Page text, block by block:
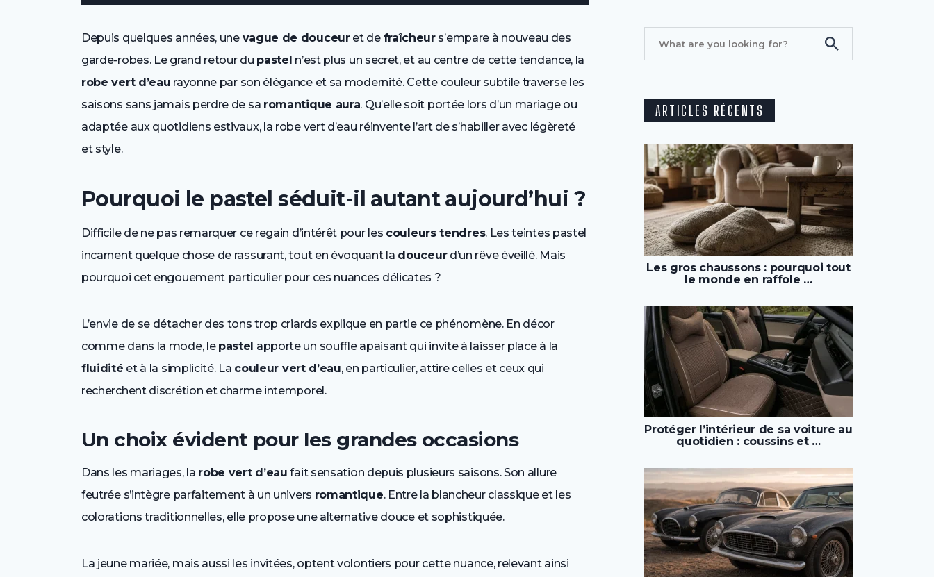
Depuis quelques années, une vague de douceuret de fraîcheurs’empare à nouveau des
garde-robes. Le grand retour du pastel n’est plus un secret, et au centre de cette tendance, la
robe vert d’eau rayonne par son élégance et sa modernité. Cette couleur subtile traverse les
saisons sans jamais perdre de sa romantique aura. Qu’elle soit portée lors d’un mariage ou
adaptée aux quotidiens estivaux, la robe vert d’eau réinvente l’art de s’habiller avec légèreté
et style.
Pourquoi le pastel séduit-il autant aujourd’hui ?
Difficile de ne pas remarquer ce regain d’intérêt pour les couleurs tendres. Les teintes pastel
incarnent quelque chose de rassurant, tout en évoquant la douceurd’un rêve éveillé. Mais
pourquoi cet engouement particulier pour ces nuances délicates ?
L’envie de se détacher des tons trop criards explique en partie ce phénomène. En décor
comme dans la mode, le pastel apporte un souffle apaisant qui invite à laisser place à la
fluidité et à la simplicité. La couleur vert d’eau, en particulier, attire celles et ceux qui
recherchent discrétion et charme intemporel.
Un choix évident pour les grandes occasions
Dans les mariages, la robe vert d’eau fait sensation depuis plusieurs saisons. Son allure
feutrée s’intègre parfaitement à un univers romantique. Entre la blancheur classique et les
colorations traditionnelles, elle propose une alternative douce et sophistiquée.
La jeune mariée, mais aussi les invitées, optent volontiers pour cette nuance, relevant ainsi
ARTICLES RÉCENTS
Les gros chaussons : pourquoi tout
le monde en raffole …
Protéger l’intérieur de sa voiture au
quotidien : coussins et …